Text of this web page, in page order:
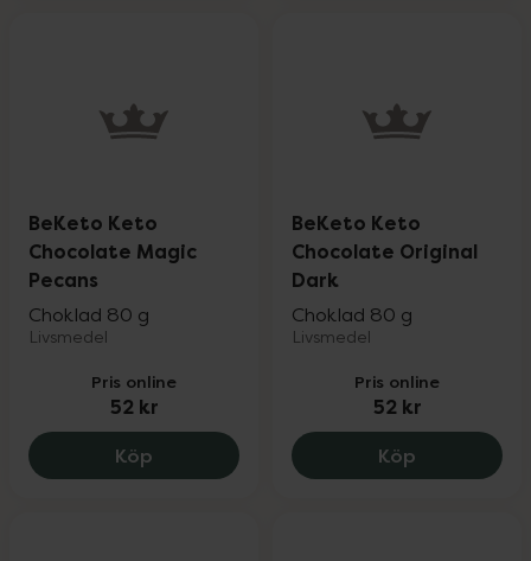
BeKeto Keto
Chocolate Magic
Pecans
Choklad 80 g
Livsmedel
Pris online
52 kr
Köp BeKeto Keto Chocolate Magic Pecans,
BeKeto Keto
Chocolate Original
Dark
Choklad 80 g
Livsmedel
Pris online
52 kr
Köp BeKeto